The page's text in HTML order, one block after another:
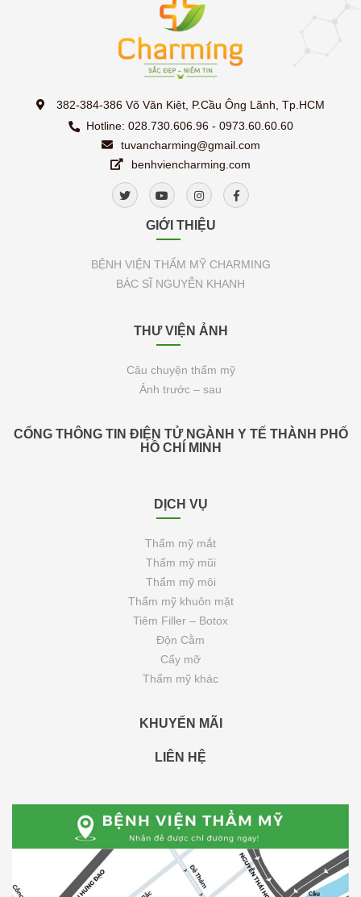
382-384-386 Võ Văn Kiệt, P.Cầu Ông Lãnh, Tp.HCM
Hotline: 028.730.606.96 - 0973.60.60.60
tuvancharming@gmail.com
benhviencharming.com
GIỚI THIỆU
BỆNH VIỆN THẨM MỸ CHARMING
BÁC SĨ NGUYỄN KHANH
THƯ VIỆN ẢNH
Câu chuyện thẩm mỹ
Ảnh trước – sau
CỔNG THÔNG TIN ĐIỆN TỬ NGÀNH Y TẾ THÀNH PHỐ
HỒ CHÍ MINH
DỊCH VỤ
Thẩm mỹ mắt
Thẩm mỹ mũi
Thẩm mỹ môi
Thẩm mỹ khuôn mặt
Tiêm Filler – Botox
Độn Cằm
Cấy mỡ
Thẩm mỹ khác
KHUYẾN MÃI
LIÊN HỆ